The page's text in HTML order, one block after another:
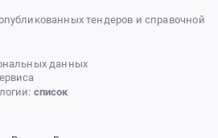
тендеров и справочной
данных
список